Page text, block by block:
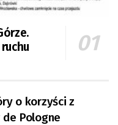
o korzyści z
Pologne